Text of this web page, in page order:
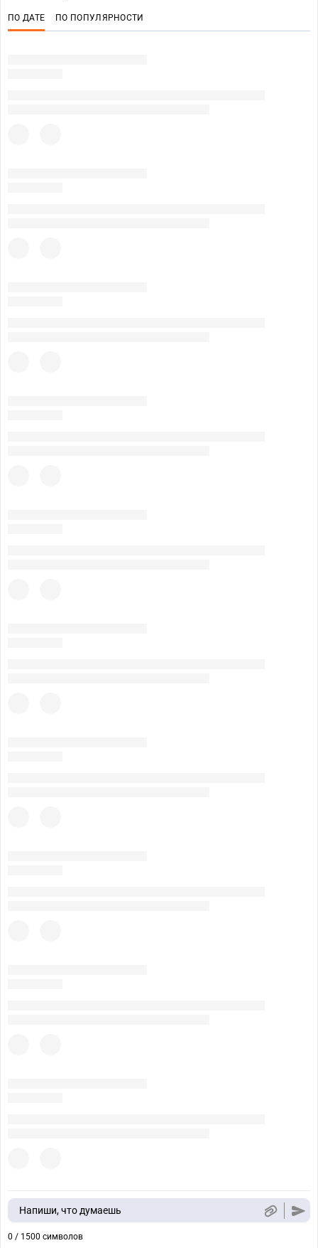
ПО ДАТЕ ПО ПОПУЛЯРНОСТИ
Напиши, что думаешь
0 / 1500 символов